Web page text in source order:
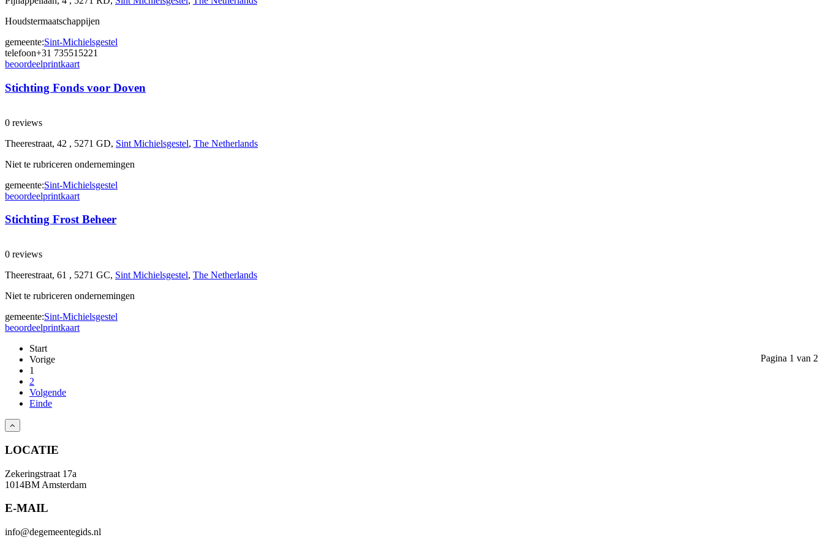
Houdstermaatschappijen
gemeente:Sint-Michielsgestel
telefoon+31 735515221
beoordeelprintkaart
Stichting Fonds voor Doven
0 reviews
Theerestraat, 42 , 5271 GD, Sint Michielsgestel, The Netherlands
Niet te rubriceren ondernemingen
gemeente:Sint-Michielsgestel
beoordeelprintkaart
Stichting Frost Beheer
0 reviews
Theerestraat, 61 , 5271 GC, Sint Michielsgestel, The Netherlands
Niet te rubriceren ondernemingen
gemeente:Sint-Michielsgestel
beoordeelprintkaart
Pagina 1 van 2
Start
Vorige
1
2
Volgende
Einde
LOCATIE
Zekeringstraat 17a
1014BM Amsterdam
E-MAIL
info@degemeentegids.nl